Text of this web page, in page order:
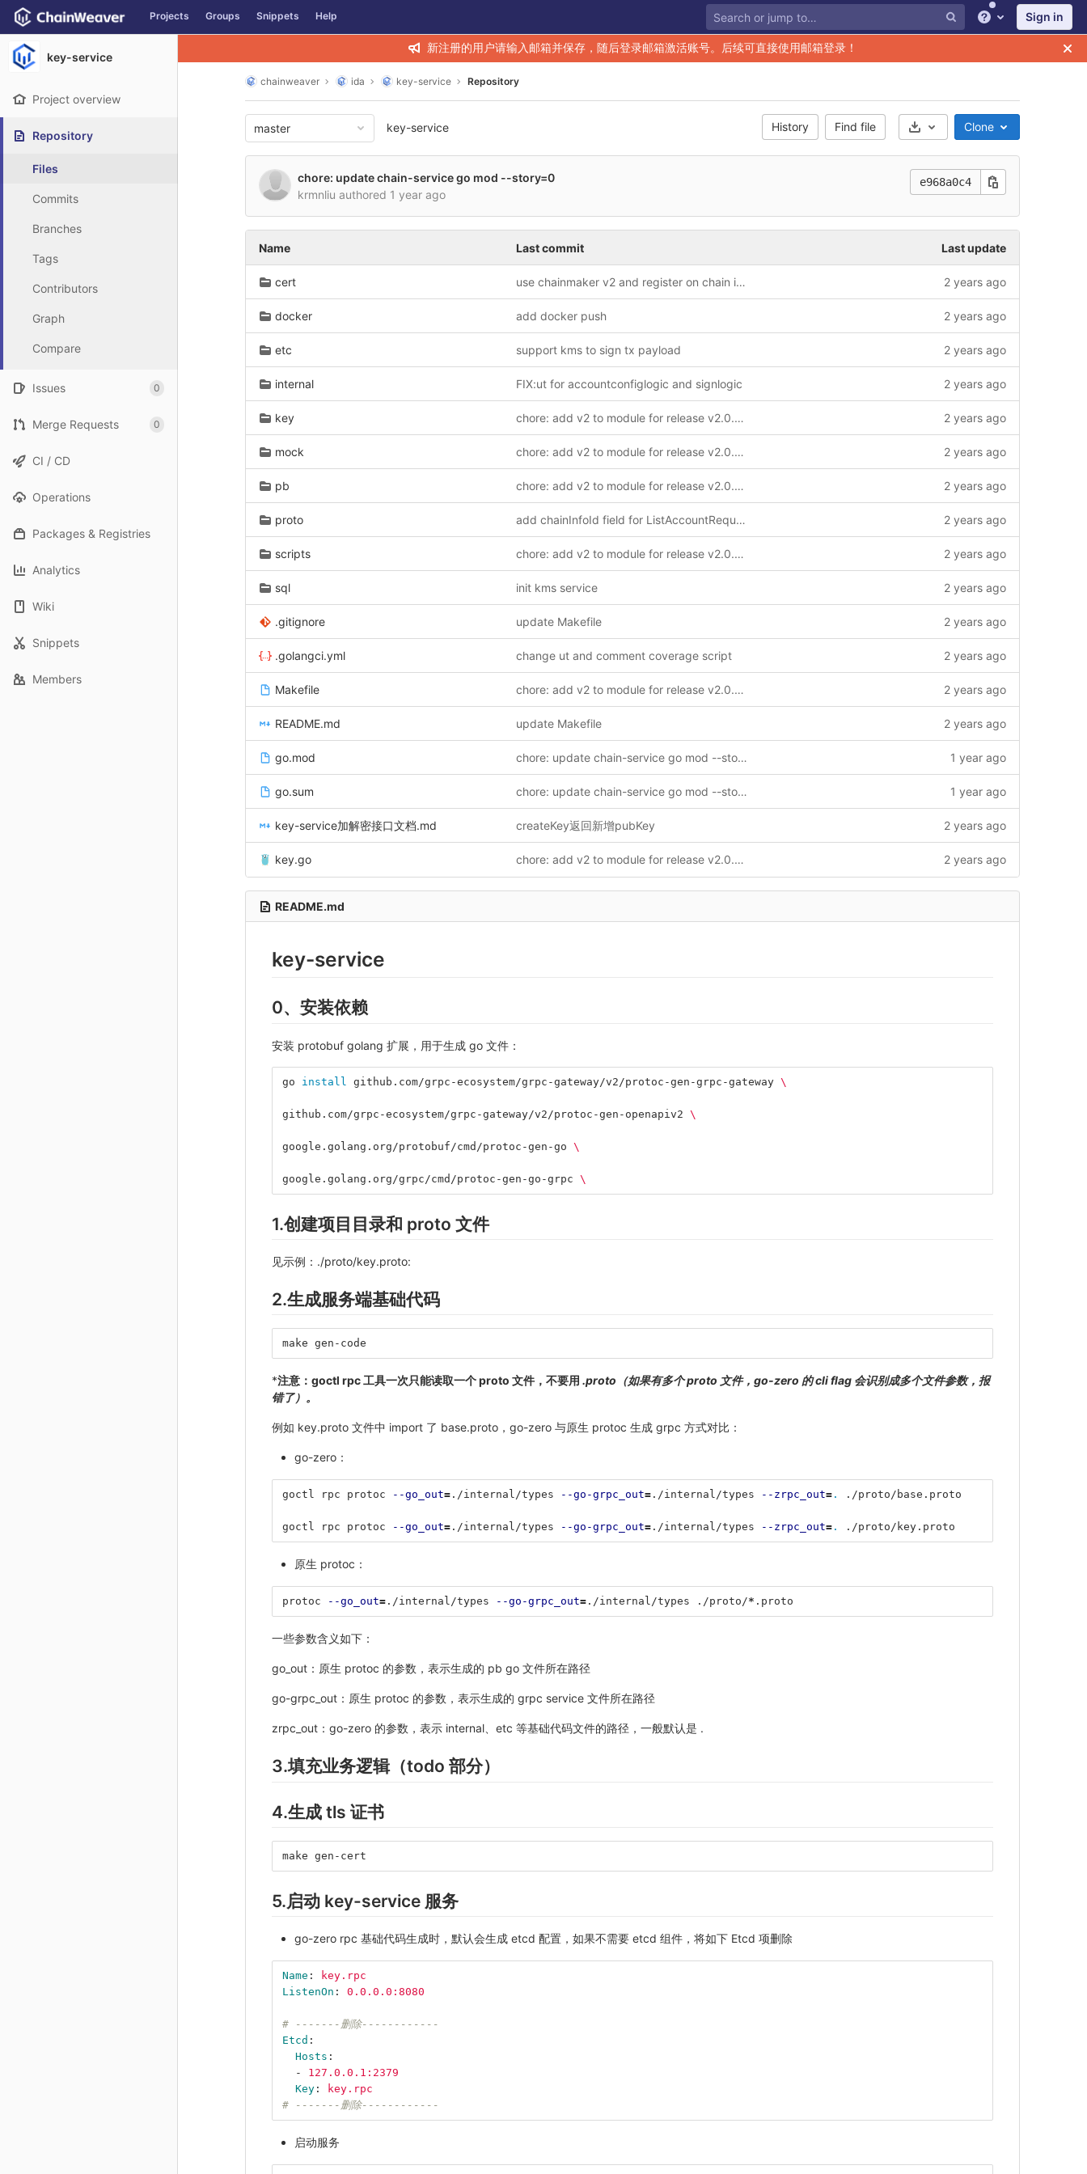
Skip to content
GitLab Projects Groups Snippets Help
Help Sign in
key-service
Project overview
Repository
Files
Commits
Branches
Tags
Contributors
Graph
Compare
Issues 0
Merge Requests 0
CI / CD
Operations
Packages & Registries
Analytics
Wiki
Snippets
Members
新注册的用户请输入邮箱并保存，随后登录邮箱激活账号。后续可直接使用邮箱登录！
chainweaver ida key-service Repository
master key-service History Find file Select Archive Format
Clone
chore: update chain-service go mod --story=0
krmnliu authored 1 year ago
e968a0c4
Name Last commit Last update
cert use chainmaker v2 and register on chain in AccountConfig 2 years ago
docker add docker push 2 years ago
etc support kms to sign tx payload 2 years ago
internal FIX:ut for accountconfiglogic and signlogic 2 years ago
key chore: add v2 to module for release v2.0.0 and update common contract-ida chain-service to v2.0.0_qc version--story=0 2 years ago
mock chore: add v2 to module for release v2.0.0 and update common contract-ida chain-service to v2.0.0_qc version--story=0 2 years ago
pb chore: add v2 to module for release v2.0.0 and update common contract-ida chain-service to v2.0.0_qc version--story=0 2 years ago
proto add chainInfoId field for ListAccountRequest 2 years ago
scripts chore: add v2 to module for release v2.0.0 and update common contract-ida chain-service to v2.0.0_qc version--story=0 2 years ago
sql init kms service 2 years ago
.gitignore update Makefile 2 years ago
.golangci.yml change ut and comment coverage script 2 years ago
Makefile chore: add v2 to module for release v2.0.0 and update common contract-ida chain-service to v2.0.0_qc version--story=0 2 years ago
README.md update Makefile 2 years ago
go.mod chore: update chain-service go mod --story=0 1 year ago
go.sum chore: update chain-service go mod --story=0 1 year ago
key-service加解密接口文档.md createKey返回新增pubKey 2 years ago
key.go chore: add v2 to module for release v2.0.0 and update common contract-ida chain-service to v2.0.0_qc version--story=0 2 years ago
README.md
key-service
0、安装依赖
安装 protobuf golang 扩展，用于生成 go 文件：
go install github.com/grpc-ecosystem/grpc-gateway/v2/protoc-gen-grpc-gateway \
github.com/grpc-ecosystem/grpc-gateway/v2/protoc-gen-openapiv2 \
google.golang.org/protobuf/cmd/protoc-gen-go \
google.golang.org/grpc/cmd/protoc-gen-go-grpc \
1.创建项目目录和 proto 文件
见示例：./proto/key.proto:
2.生成服务端基础代码
make gen-code
*注意：goctl rpc 工具一次只能读取一个 proto 文件，不要用 .proto（如果有多个 proto 文件，go-zero 的 cli flag 会识别成多个文件参数，报
错了）。
例如 key.proto 文件中 import 了 base.proto，go-zero 与原生 protoc 生成 grpc 方式对比：
go-zero：
goctl rpc protoc --go_out= ./internal/types --go-grpc_out= ./internal/types --zrpc_out= . ./proto/base.proto
goctl rpc protoc --go_out= ./internal/types --go-grpc_out= ./internal/types --zrpc_out= . ./proto/key.proto
原生 protoc：
protoc --go_out= ./internal/types --go-grpc_out= ./internal/types ./proto/* .proto
一些参数含义如下：
go_out：原生 protoc 的参数，表示生成的 pb go 文件所在路径
go-grpc_out：原生 protoc 的参数，表示生成的 grpc service 文件所在路径
zrpc_out：go-zero 的参数，表示 internal、etc 等基础代码文件的路径，一般默认是 .
3.填充业务逻辑（todo 部分）
4.生成 tls 证书
make gen-cert
5.启动 key-service 服务
go-zero rpc 基础代码生成时，默认会生成 etcd 配置，如果不需要 etcd 组件，将如下 Etcd 项删除
Name :
key.rpc
ListenOn : 0.0.0.0:8080
# -------删除------------
Etcd :
Hosts :
-
127.0.0.1:2379
Key :
key.rpc
# -------删除------------
启动服务